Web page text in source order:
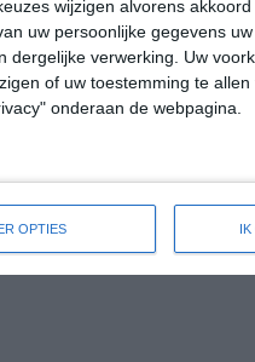
wijzigen alvorens akkoord
uw persoonlijke gegevens
dergelijke verwerking. Uw
of uw toestemming te
onderaan de webpagina.
OPTIES IK
13:00 16:00
weersverwachting voor